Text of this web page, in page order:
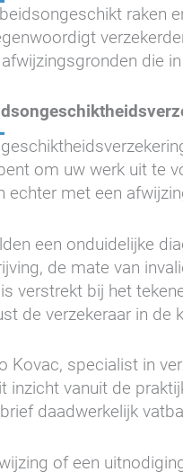
raken
die
om uw werk uit te
echter met een
een onduidelijke
de mate van
verstrekt bij het
de verzekeraar in de
Kovac, specialist in
inzicht vanuit de
daadwerkelijk
of een